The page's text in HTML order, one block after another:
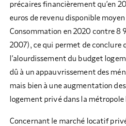
précaires financièrement qu’en
euros de revenu disponible
Consommation en 2020 contre 8
2007), ce qui permet de conclure
l’alourdissement du budget
dû à un appauvrissement des
mais bien à une augmentation
logement privé dans la métropole
Concernant le marché locatif